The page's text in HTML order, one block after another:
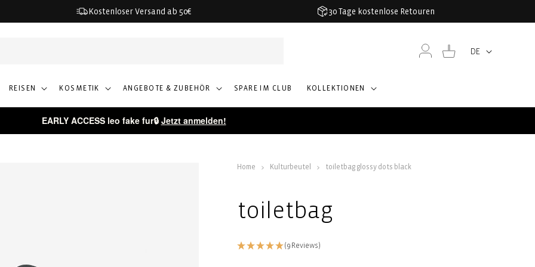
Kostenloser Versand ab 50€ 30 Tage kostenlose Retouren
REISEN KOSMETIK ANGEBOTE & ZUBEHÖR SPARE IM CLUB KOLLEKTIONEN
Sprache
DE
Einloggen
Warenkorb
EARLY ACCESS leo fake fur🔒 Jetzt anmelden!
Home Kulturbeutel toiletbag glossy dots black
toiletbag
(9 Reviews)